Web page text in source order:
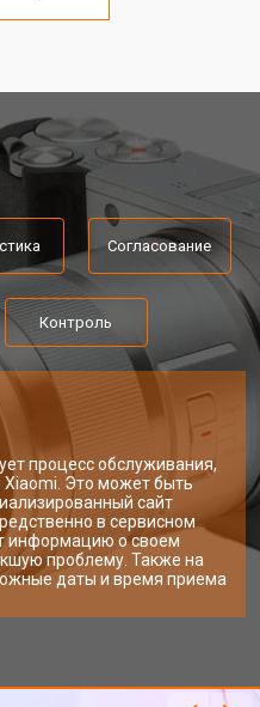
Согласование
Контроль
процесс обслуживания,
Это может быть
сайт
в сервисном
информацию о своем
проблему. Также на
даты и время приема